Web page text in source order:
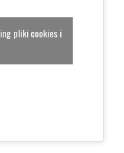
pliki cookies i